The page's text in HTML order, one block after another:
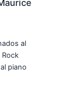
al
Rock
piano